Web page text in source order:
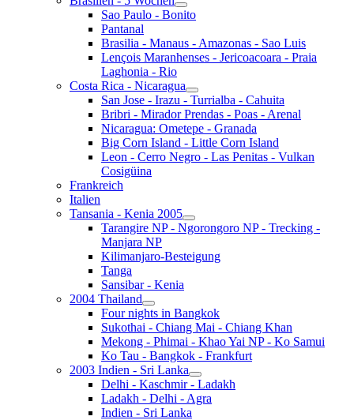
Sao Paulo - Bonito
Pantanal
Brasilia - Manaus - Amazonas - Sao Luis
Lençois Maranhenses - Jericoacoara - Praia
Laghonia - Rio
Costa Rica - Nicaragua
San Jose - Irazu - Turrialba - Cahuita
Bribri - Mirador Prendas - Poas - Arenal
Nicaragua: Ometepe - Granada
Big Corn Island - Little Corn Island
Leon - Cerro Negro - Las Penitas - Vulkan
Cosigüina
Frankreich
Italien
Tansania - Kenia 2005
Tarangire NP - Ngorongoro NP - Trecking -
Manjara NP
Kilimanjaro-Besteigung
Tanga
Sansibar - Kenia
2004 Thailand
Four nights in Bangkok
Sukothai - Chiang Mai - Chiang Khan
Mekong - Phimai - Khao Yai NP - Ko Samui
Ko Tau - Bangkok - Frankfurt
2003 Indien - Sri Lanka
Delhi - Kaschmir - Ladakh
Ladakh - Delhi - Agra
Indien - Sri Lanka